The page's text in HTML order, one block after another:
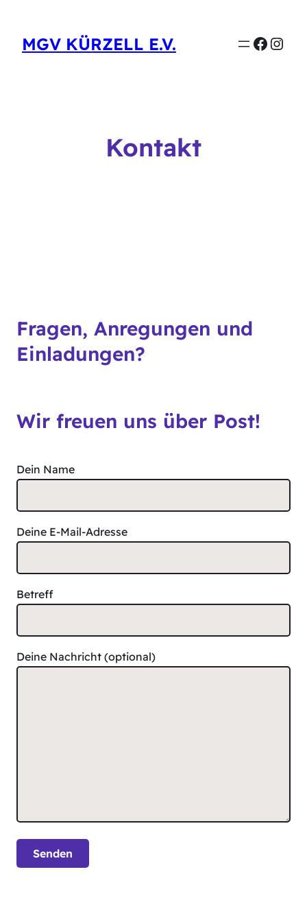
MGV KÜRZELL E.V.
Kontakt
Fragen, Anregungen und
Einladungen?
Wir freuen uns über Post!
Dein Name
Deine E-Mail-Adresse
Betreff
Deine Nachricht (optional)